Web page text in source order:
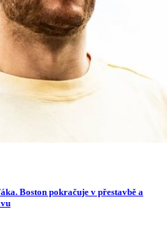
Boston pokračuje v přestavbě a